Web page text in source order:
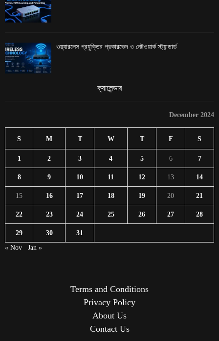
ওয়্যারলেস প্রযুক্তির প্রকারভেদ ও নেটওয়ার্ক স্ট্যান্ডার্ড
ক্যালেন্ডার
December 2024
S M T W T F S
1 2 3 4 5 6 7
8 9 10 11 12 13 14
15 16 17 18 19 20 21
22 23 24 25 26 27 28
29 30
31
« Nov
Jan »
Terms and Conditions
Privacy Policy
About Us
Contact Us